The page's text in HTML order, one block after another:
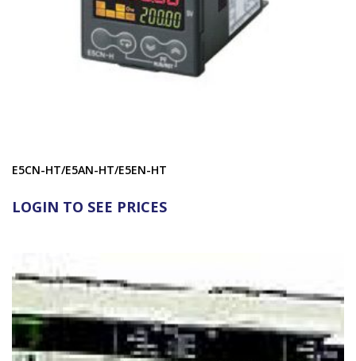
E5CN-HT/E5AN-HT/E5EN-HT
LOGIN TO SEE PRICES